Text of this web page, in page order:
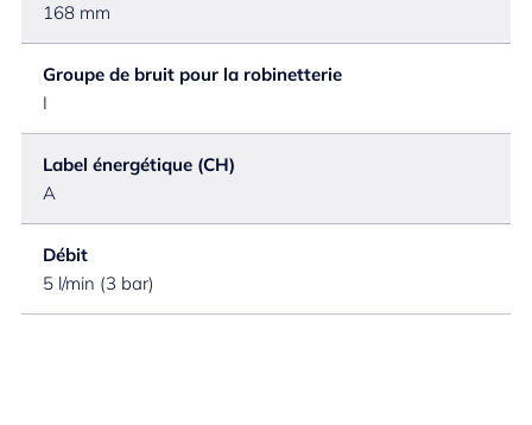
168 mm
Groupe de bruit pour la robinetterie
I
Label énergétique (CH)
A
Débit
5 l/min (3 bar)